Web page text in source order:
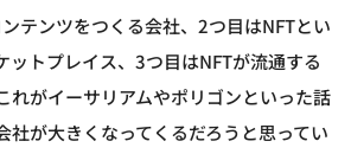
テンツをつくる会社、2つ目はNFTとい
ットプレイス、3つ目はNFTが流通する
れがイーサリアムやポリゴンといった話
社が大きくなってくるだろうと思ってい